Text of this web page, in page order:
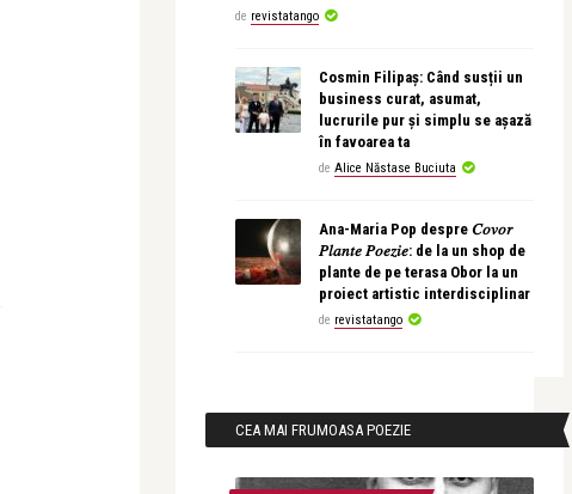
de revistatango
Cosmin Filipaș: Când susții un
business curat, asumat,
lucrurile pur și simplu se așază
în favoarea ta
de Alice Năstase Buciuta
Ana-Maria Pop despre 𝐶𝑜𝑣𝑜𝑟
𝑃𝑙𝑎𝑛𝑡𝑒 𝑃𝑜𝑒𝑧𝑖𝑒: de la un shop de
plante de pe terasa Obor la un
proiect artistic interdisciplinar
de revistatango
CEA MAI FRUMOASA POEZIE